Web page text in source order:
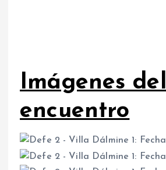
Imágenes del
encuentro